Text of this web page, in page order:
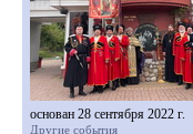
основан 28 сентября 2022 г.
Другие события